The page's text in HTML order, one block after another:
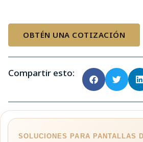
OBTÉN UNA COTIZACIÓN
Compartir esto:
SOLUCIONES PARA PANTALLAS